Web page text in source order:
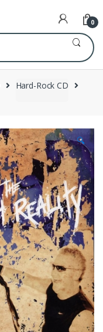
0
Hard-Rock CD
🔍